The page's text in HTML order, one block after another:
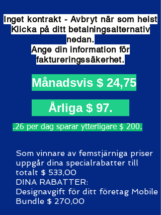
Inget kontrakt - Avbryt när som helst
Klicka på ditt betalningsalternativ
nedan.
Ange din information för
faktureringssäkerhet.
Månadsvis $ 24,75
Årliga $ 97.
.26 per dag sparar ytterligare $ 200.
Som vinnare av femstjärniga priser
uppgår dina specialrabatter till
totalt $ 533,00
DINA RABATTER:
Designavgift för ditt företag Mobile
Bundle $ 270,00